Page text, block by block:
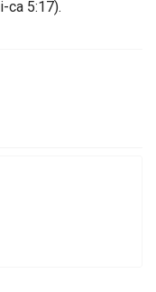
ca 5:17).